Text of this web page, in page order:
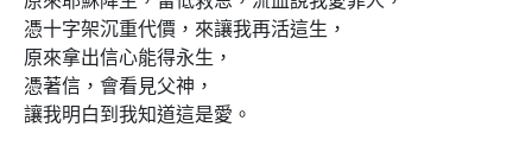
憑十字架沉重代價，來讓我再活這生，
原來拿出信心能得永生，
憑著信，會看見父神，
讓我明白到我知道這是愛。